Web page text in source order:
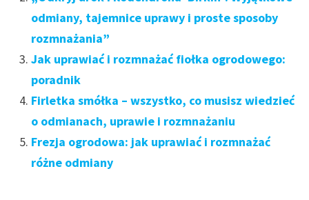
odmiany, tajemnice uprawy i proste sposoby
rozmnażania”
Jak uprawiać i rozmnażać fiołka ogrodowego:
poradnik
Firletka smółka – wszystko, co musisz wiedzieć
o odmianach, uprawie i rozmnażaniu
Frezja ogrodowa: jak uprawiać i rozmnażać
różne odmiany